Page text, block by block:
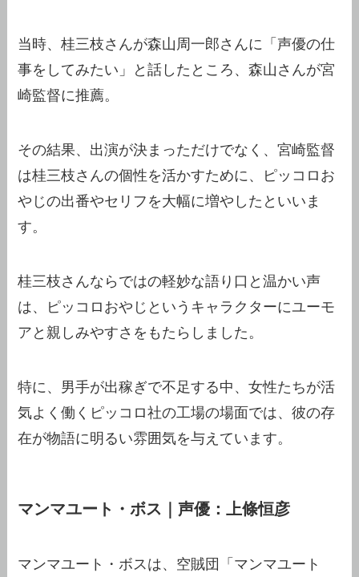
当時、桂三枝さんが森山周一郎さんに「声優の仕
事をしてみたい」と話したところ、森山さんが宮
崎監督に推薦。
その結果、出演が決まっただけでなく、宮崎監督
は桂三枝さんの個性を活かすために、ピッコロお
やじの出番やセリフを大幅に増やしたといいま
す。
桂三枝さんならではの軽妙な語り口と温かい声
は、ピッコロおやじというキャラクターにユーモ
アと親しみやすさをもたらしました。
特に、男手が出稼ぎで不足する中、女性たちが活
気よく働くピッコロ社の工場の場面では、彼の存
在が物語に明るい雰囲気を与えています。
マンマユート・ボス｜声優：上條恒彦
マンマユート・ボスは、空賊団「マンマユート